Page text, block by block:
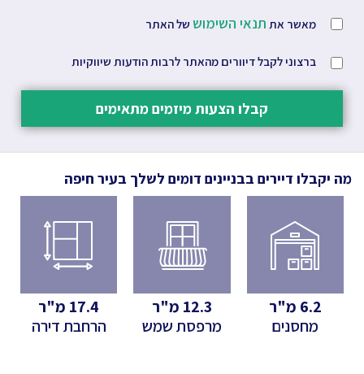
מאשר את תנאי השימוש של האתר
ברצוני לקבל דיוורים מהאתר לרבות הודעות שיווקיות
קבלו הצעות מיזמים מתאימים
מה יקבלו דיירים בבניינים דומים לשלך בעיר חיפה
6.2 מ"ר
מחסנים
12.3 מ"ר
מרפסת שמש
17.4 מ"ר
הרחבת דירה